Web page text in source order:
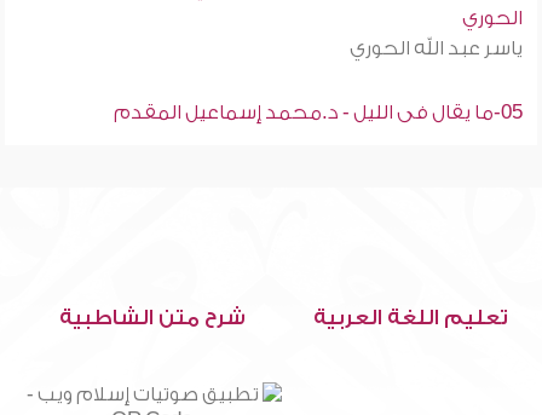
الحوري
ياسر عبد الله الحوري
05-ما يقال فى الليل - د.محمد إسماعيل المقدم
تعليم اللغة العربية شرح متن الشاطبية